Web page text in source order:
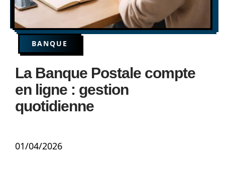
BANQUE
La Banque Postale compte
en ligne : gestion
quotidienne
01/04/2026